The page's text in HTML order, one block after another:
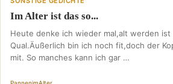
Im Alter ist das so...
Heute denke ich wieder mal,alt werden ist
Qual.Äußerlich bin ich noch fit,doch der
mit. So manches kann ich gar …